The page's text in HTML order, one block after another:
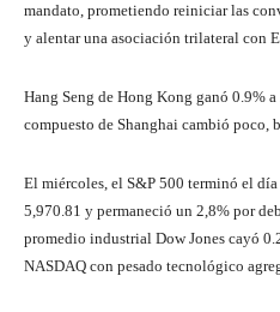
mandato, prometiendo reiniciar las
y alentar una asociación trilateral con
Hang Seng de Hong Kong ganó 0.9%
compuesto de Shanghai cambió poco,
El miércoles, el S&P 500 terminó el
5,970.81 y permaneció un 2,8% por
promedio industrial Dow Jones cayó
NASDAQ con pesado tecnológico